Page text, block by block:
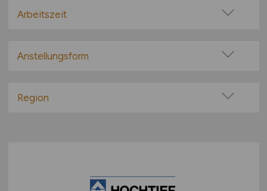
Home-Office möglich / Hybrid
Remote aus dem Ausland möglich
Arbeitszeit
Teilzeit
Anstellungsform
befristete Anstellung
geringfügige Beschäftigung / Minijob
Region